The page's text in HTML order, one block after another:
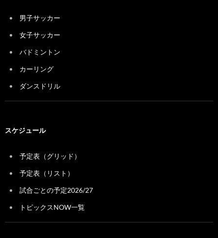
男子サッカー
女子サッカー
バドミントン
カーリング
ダンスドリル
スケジュール
予定表（グリッド）
予定表（リスト）
試合ごとの予定2026/27
トピックスNOW一覧